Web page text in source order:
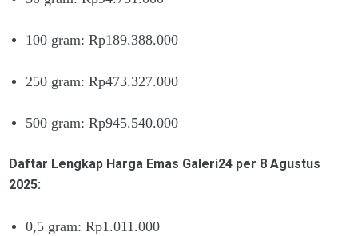
100 gram: Rp189.388.000
250 gram: Rp473.327.000
500 gram: Rp945.540.000
Daftar Lengkap Harga Emas Galeri24 per 8 Agustus
2025:
0,5 gram: Rp1.011.000